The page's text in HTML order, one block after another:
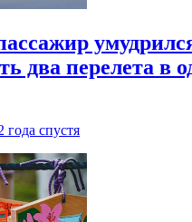
два перелета в
года спустя